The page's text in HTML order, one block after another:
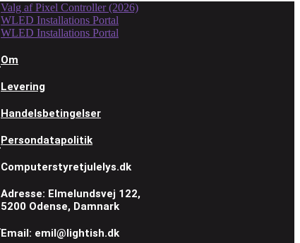
Valg af Pixel Controller (2026)
WLED Installations Portal
WLED Installations Portal
Om
Levering
Handelsbetingelser
Persondatapolitik
Computerstyretjulelys.dk
Adresse: Elmelundsvej 122,
5200 Odense, Damnark
Email: emil@lightish.dk